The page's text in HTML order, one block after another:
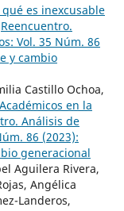
es inexcusable
Reencuentro.
Vol. 35 Núm. 86
y cambio
Castillo Ochoa,
en la
Análisis de
86 (2023):
generacional
Aguilera Rivera,
Angélica
Landeros,